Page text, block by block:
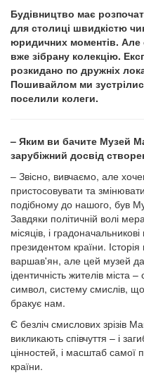
Будівництво має
для столиці швидкістю
юридичних моментів. Але
вже зібрану колекцію.
розкидано по дружніх
Пошивайлом ми
поселили колеги.
– Яким ви бачите Музей
зарубіжний досвід
– Звісно, вивчаємо, але
пристосовувати та
подібному до нашого, був
Завдяки політичній волі
місяців, і
президентом країни.
варшав'ян, але цей музей
ідентичність жителів міста
символ, систему смислів,
бракує нам.
Є безліч смислових зрізів
викликають співчуття – і
цінностей, і масштаб самої
країни.